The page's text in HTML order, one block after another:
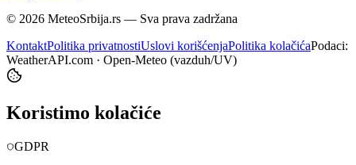
© 2026 MeteoSrbija.rs — Sva prava zadržana
KontaktPolitika privatnostiUslovi korišćenjaPolitika kolačićaPodaci:
WeatherAPI.com · Open-Meteo (vazduh/UV)
Koristimo kolačiće
GDPR